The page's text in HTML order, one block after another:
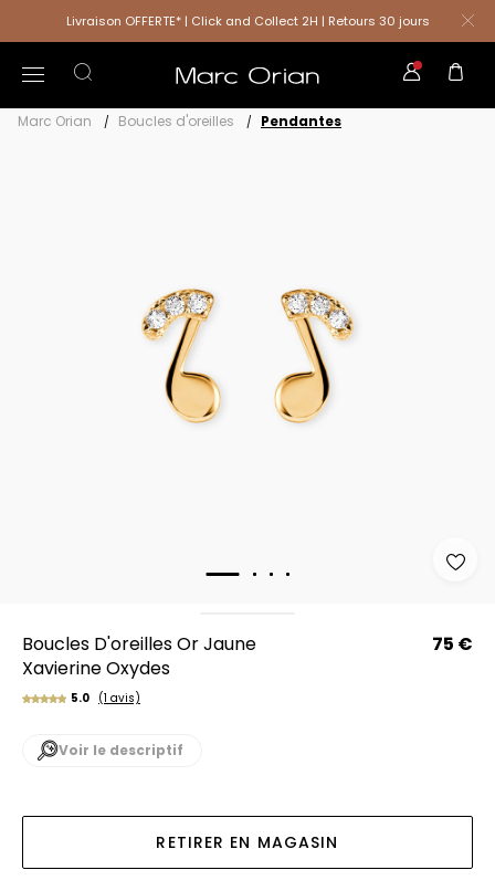
Livraison OFFERTE* | Click and Collect 2H | Retours 30 jours
Marc Orian Boucles d'oreilles Pendantes
Boucles D'oreilles Or Jaune
Xavierine Oxydes
75 €
5.0 (1 avis)
Voir le descriptif
RETIRER EN MAGASIN